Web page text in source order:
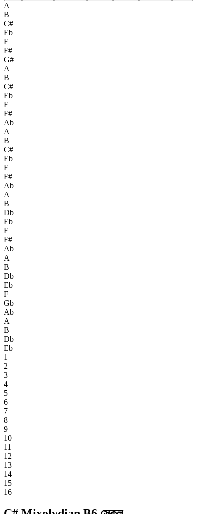
A
B
C#
Eb
F
F#
G#
A
B
C#
Eb
F
F#
Ab
A
B
C#
Eb
F
F#
Ab
A
B
Db
Eb
F
F#
Ab
A
B
Db
Eb
F
Gb
Ab
A
B
Db
Eb
1
2
3
4
5
6
7
8
9
10
11
12
13
14
15
16